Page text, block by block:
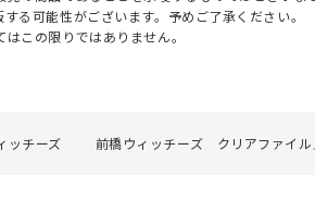
る可能性がございます。予めご了承ください。
この限りではありません。
ッチーズ 前橋ウィッチーズ クリアファイル